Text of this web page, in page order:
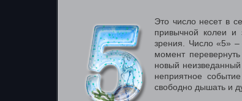
Это число несет в
привычной колеи и
зрения. Число «5» –
момент
новый
неприятное
свободно дышать и